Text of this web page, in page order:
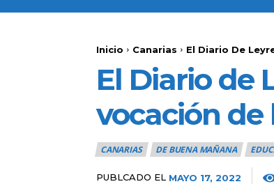
Inicio Canarias El Diario De
El Diario de
vocación de
CANARIAS DE BUENA MAÑANA
PUBLCADO EL MAYO 17, 2022